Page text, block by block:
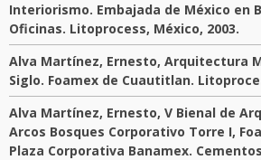
Interiorismo. Embajada de México en
Oficinas. Litoprocess, México, 2003.
Alva Martínez, Ernesto, Arquitectura
Siglo. Foamex de Cuautitlan.
Alva Martínez, Ernesto, V Bienal de
Arcos Bosques Corporativo Torre I,
Plaza Corporativa Banamex.